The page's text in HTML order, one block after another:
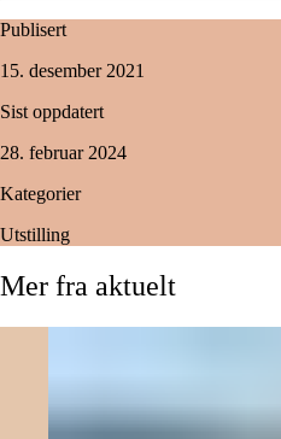
Publisert
15. desember 2021
Sist oppdatert
28. februar 2024
Kategorier
Utstilling
Mer fra aktuelt